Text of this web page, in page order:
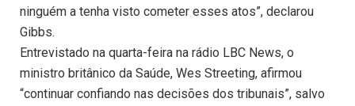
ninguém a tenha visto cometer esses atos”, declarou
Gibbs.
Entrevistado na quarta-feira na rádio LBC News, o
ministro britânico da Saúde, Wes Streeting, afirmou
“continuar confiando nas decisões dos tribunais”, salvo